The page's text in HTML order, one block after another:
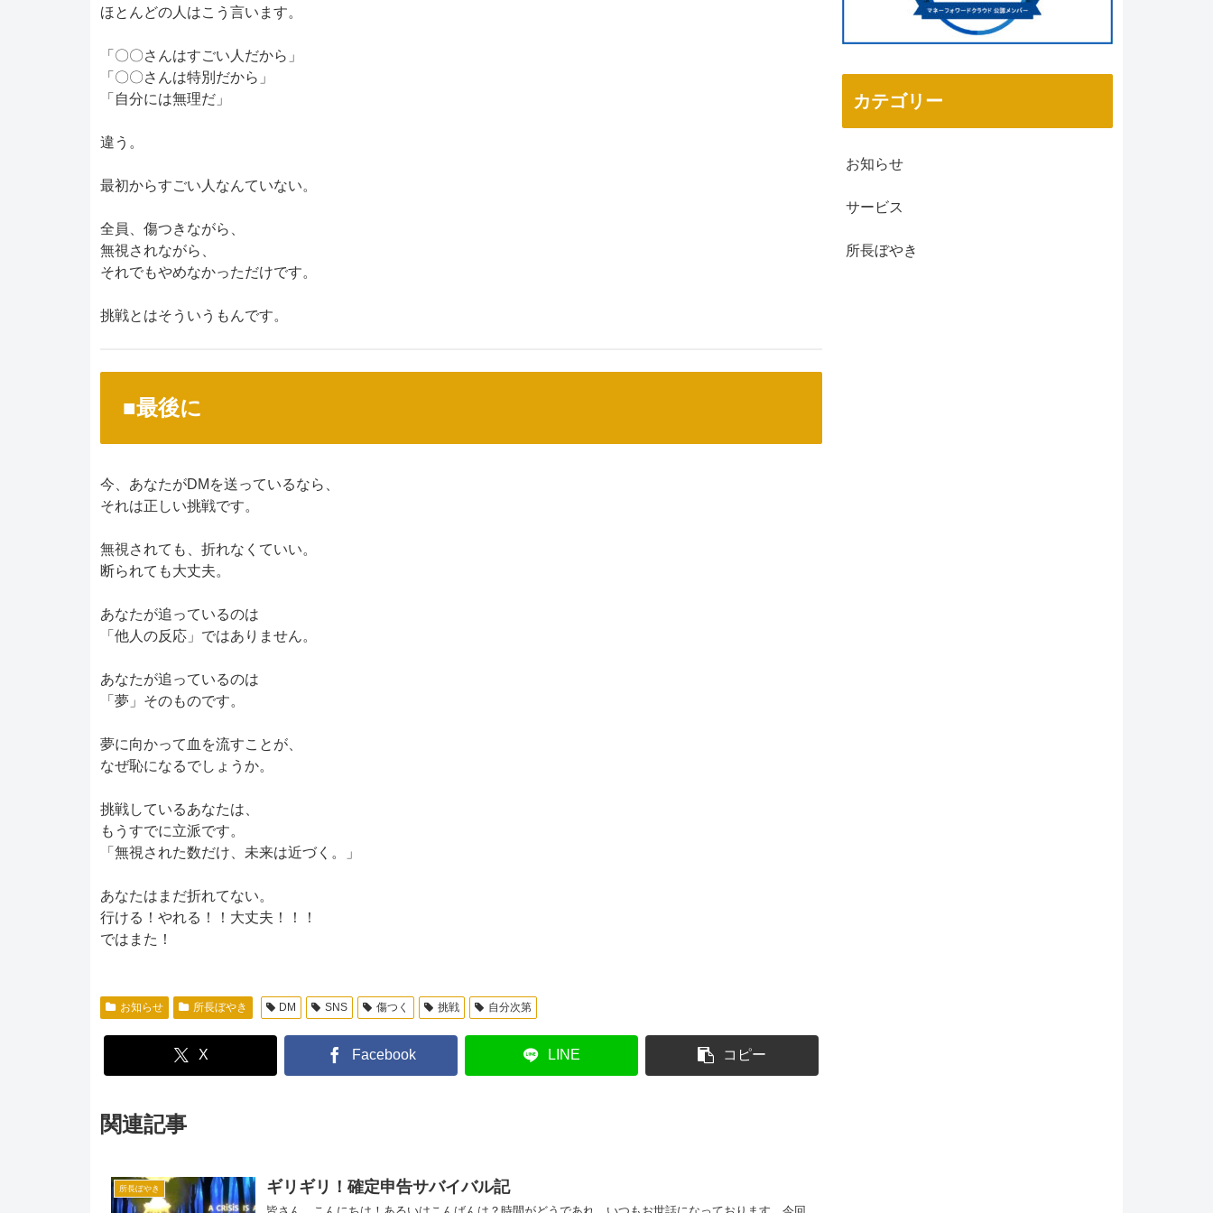
ほとんどの人はこう言います。
「〇〇さんはすごい人だから」
「〇〇さんは特別だから」
「自分には無理だ」
違う。
最初からすごい人なんていない。
全員、傷つきながら、
無視されながら、
それでもやめなかっただけです。
挑戦とはそういうもんです。
■最後に
今、あなたがDMを送っているなら、
それは正しい挑戦です。
無視されても、折れなくていい。
断られても大丈夫。
あなたが追っているのは
「他人の反応」ではありません。
あなたが追っているのは
「夢」そのものです。
夢に向かって血を流すことが、
なぜ恥になるでしょうか。
挑戦しているあなたは、
もうすでに立派です。
「無視された数だけ、未来は近づく。」
あなたはまだ折れてない。
行ける！やれる！！大丈夫！！！
ではまた！
お知らせ 所長ぼやき DM SNS 傷つく 挑戦 自分次第
X Facebook LINE コピー
関連記事
所長ぼやき ギリギリ！確定申告サバイバル記
カテゴリー
お知らせ
サービス
所長ぼやき